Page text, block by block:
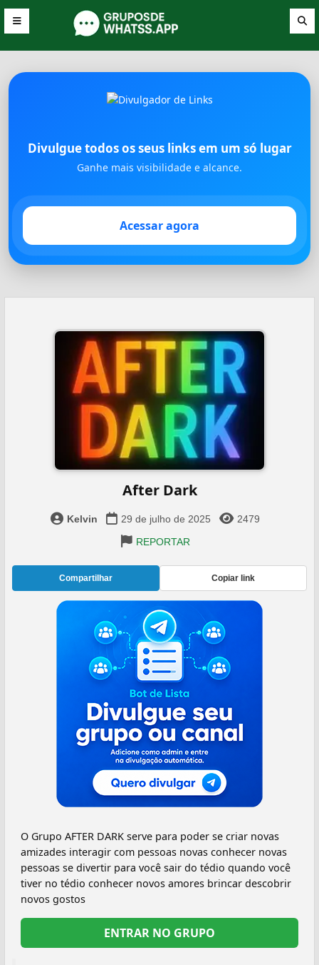
Divulgue todos os seus links em um só lugar
Ganhe mais visibilidade e alcance.
Acessar agora
After Dark
Kelvin 29 de julho de 2025
2479
REPORTAR
Compartilhar Copiar link
O Grupo AFTER DARK serve para poder se criar novas
amizades interagir com pessoas novas conhecer novas
pessoas se divertir para você sair do tédio quando você
tiver no tédio conhecer novos amores brincar descobrir
novos gostos
ENTRAR NO GRUPO